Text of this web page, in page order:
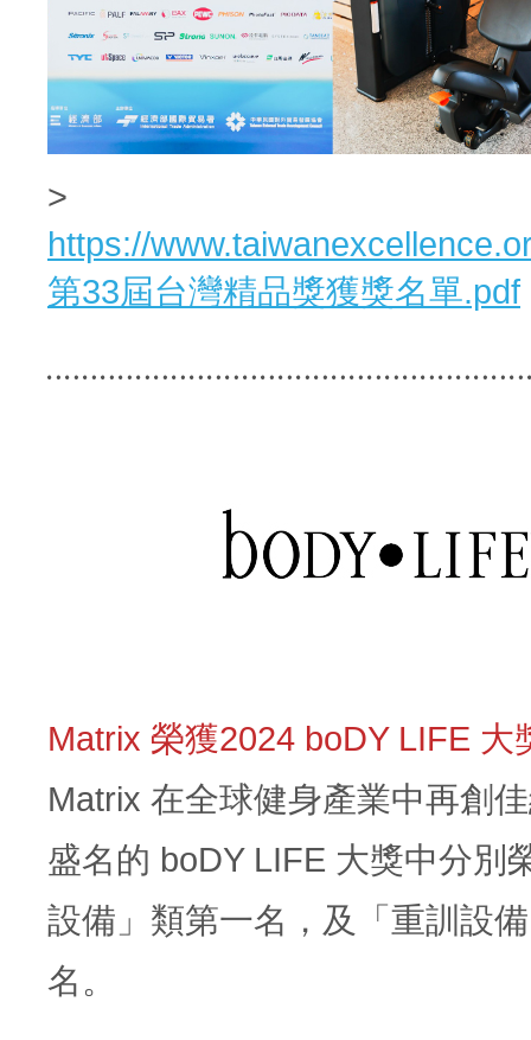
>
https://
第33屆台灣精品獎獲獎名單.pdf
Matrix 榮獲2024 boDY LIFE 大
Matrix 在全球健身產業中再創
盛名的 boDY LIFE 大獎中分別
設備」類第一名，及「重訓設
名。